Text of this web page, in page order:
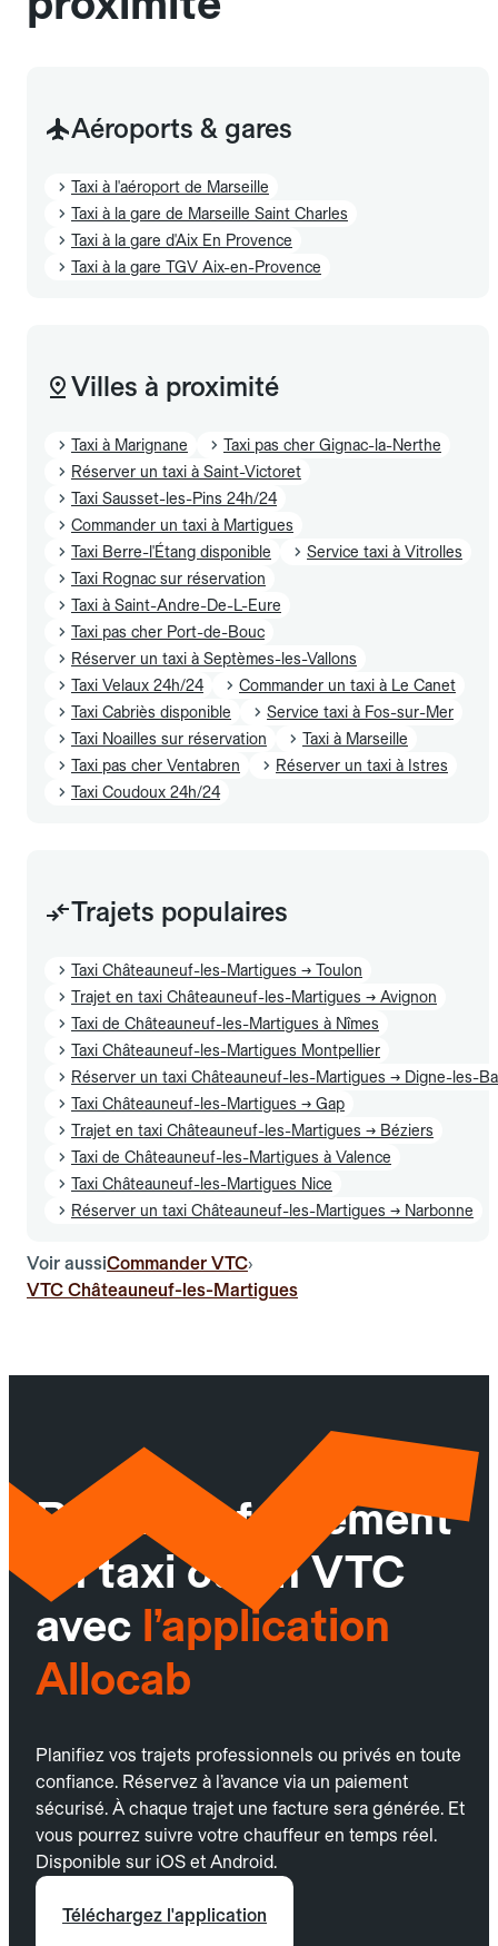
Aéroports & gares
Taxi à l'aéroport de Marseille
Taxi à la gare de Marseille Saint Charles
Taxi à la gare d'Aix En Provence
Taxi à la gare TGV Aix-en-Provence
Villes à proximité
Taxi à Marignane
Taxi pas cher Gignac-la-Nerthe
Réserver un taxi à Saint-Victoret
Taxi Sausset-les-Pins 24h/24
Commander un taxi à Martigues
Taxi Berre-l'Étang disponible
Service taxi à Vitrolles
Taxi Rognac sur réservation
Taxi à Saint-Andre-De-L-Eure
Taxi pas cher Port-de-Bouc
Réserver un taxi à Septèmes-les-Vallons
Taxi Velaux 24h/24
Commander un taxi à Le Canet
Taxi Cabriès disponible
Service taxi à Fos-sur-Mer
Taxi Noailles sur réservation
Taxi à Marseille
Taxi pas cher Ventabren
Réserver un taxi à Istres
Taxi Coudoux 24h/24
Trajets populaires
Taxi Châteauneuf-les-Martigues → Toulon
Trajet en taxi Châteauneuf-les-Martigues → Avignon
Taxi de Châteauneuf-les-Martigues à Nîmes
Taxi Châteauneuf-les-Martigues Montpellier
Réserver un taxi Châteauneuf-les-Martigues → Digne-les-
Taxi Châteauneuf-les-Martigues → Gap
Trajet en taxi Châteauneuf-les-Martigues → Béziers
Taxi de Châteauneuf-les-Martigues à Valence
Taxi Châteauneuf-les-Martigues Nice
Réserver un taxi Châteauneuf-les-Martigues → Narbonne
Voir aussiCommander VTC›
VTC Châteauneuf-les-Martigues
Réservez facilement
un taxi ou un VTC
avec l’application
Allocab
Planifiez vos trajets professionnels ou privés en toute
confiance. Réservez à l’avance via un paiement
sécurisé. À chaque trajet une facture sera générée. Et
vous pourrez suivre votre chauffeur en temps réel.
Disponible sur iOS et Android.
Téléchargez l'application